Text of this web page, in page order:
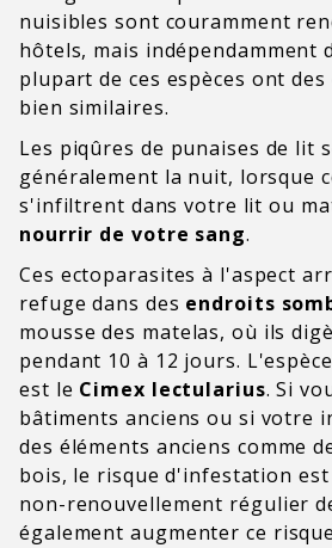
nuisibles sont couramment
hôtels, mais indépendamment
plupart de ces espèces ont
bien similaires.
Les piqûres de punaises de lit
généralement la nuit, lorsque
s'infiltrent dans votre lit ou
nourrir de votre sang.
Ces ectoparasites à l'aspect
refuge dans des endroits
mousse des matelas, où ils
pendant 10 à 12 jours.
est le Cimex lectularius. Si
bâtiments anciens ou si votre
des éléments anciens comme
bois, le risque d'infestation est
non-renouvellement régulier
également augmenter ce